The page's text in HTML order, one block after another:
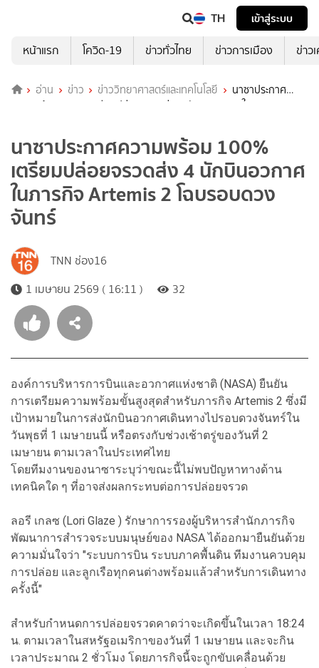
TH
เข้าสู่ระบบ
หน้าแรก
โควิด-19 ข่าวทั่วไทย ข่าวการเมือง ข่าว
อ่าน ข่าว ข่าววิทยาศาสตร์และเทคโนโลยี
นาซาประกาศ
ความพร้อม 100% เตรียมปล่อยจรวดส่ง 4 นักบินอวกาศในภารกิจ
นาซาประกาศความพร้อม 100%
เตรียมปล่อยจรวดส่ง 4 นักบินอวกาศ
ในภารกิจ Artemis 2 โฉบรอบดวง
จันทร์
TNN ช่อง16
1 เมษายน 2569 ( 16:11 )
32
องค์การบริหารการบินและอวกาศแห่งชาติ (NASA) ยืนยัน
การเตรียมความพร้อมขั้นสูงสุดสำหรับภารกิจ Artemis 2 ซึ่งมี
เป้าหมายในการส่งนักบินอวกาศเดินทางไปรอบดวงจันทร์ใน
วันพุธที่ 1 เมษายนนี้ หรือตรงกับช่วงเช้าตรู่ของวันที่ 2
เมษายน ตามเวลาในประเทศไทย
โดยทีมงานของนาซาระบุว่าขณะนี้ไม่พบปัญหาทางด้าน
เทคนิคใด ๆ ที่อาจส่งผลกระทบต่อการปล่อยจรวด
ลอรี เกลซ (Lori Glaze ) รักษาการรองผู้บริหารสำนักภารกิจ
พัฒนาการสำรวจระบบมนุษย์ของ NASA ได้ออกมายืนยันด้วย
ความมั่นใจว่า "ระบบการบิน ระบบภาคพื้นดิน ทีมงานควบคุม
การปล่อย และลูกเรือทุกคนต่างพร้อมแล้วสำหรับการเดินทาง
ครั้งนี้"
สำหรับกำหนดการปล่อยจรวดคาดว่าจะเกิดขึ้นในเวลา 18:24
น. ตามเวลาในสหรัฐอเมริกาของวันที่ 1 เมษายน และจะกิน
เวลาประมาณ 2 ชั่วโมง โดยภารกิจนี้จะถูกขับเคลื่อนด้วย